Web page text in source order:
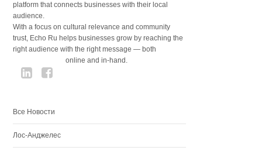
platform that connects businesses with their local
audience.
With a focus on cultural relevance and community
trust, Echo Ru helps businesses grow by reaching the
right audience with the right message — both
online and in-hand.
Все Новости
Лос-Анджелес